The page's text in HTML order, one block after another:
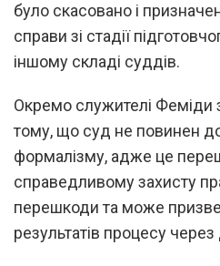
було скасовано і
справи зі стадії
іншому складі суддів.
Окремо служителі Феміди
тому, що суд не повинен
формалізму, адже це
справедливому захисту
перешкоди та може
результатів процесу